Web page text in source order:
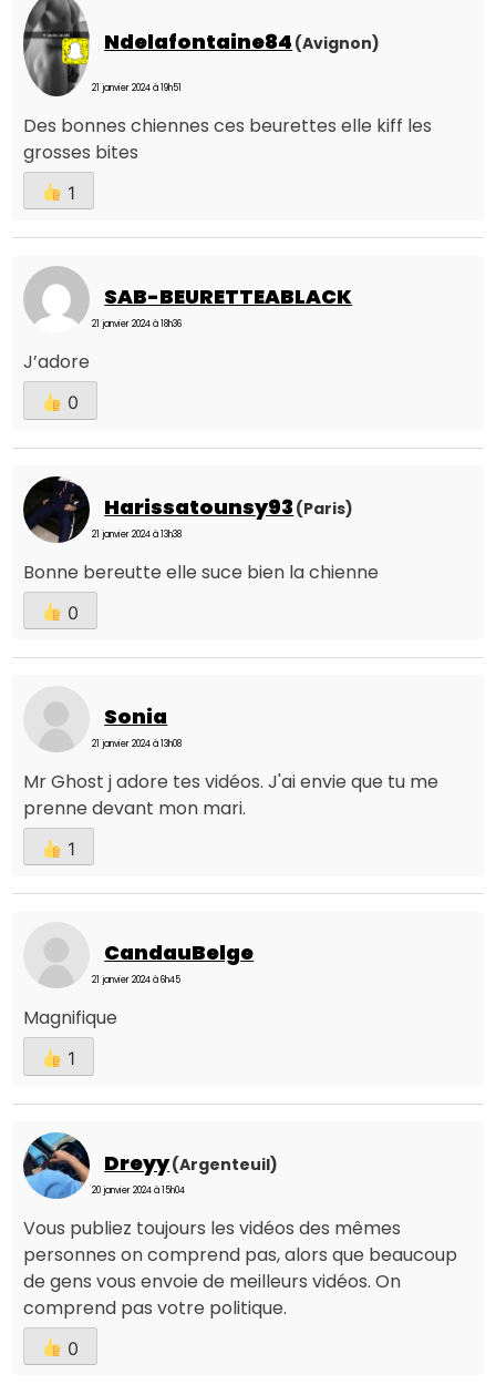
Ndelafontaine84 (Avignon)
21 janvier 2024 à 19h51
Des bonnes chiennes ces beurettes elle kiff les
grosses bites
1
SAB-BEURETTEABLACK
21 janvier 2024 à 18h36
J’adore
0
Harissatounsy93 (Paris)
21 janvier 2024 à 13h38
Bonne bereutte elle suce bien la chienne
0
Sonia
21 janvier 2024 à 13h08
Mr Ghost j adore tes vidéos. J'ai envie que tu me
prenne devant mon mari.
1
CandauBelge
21 janvier 2024 à 6h45
Magnifique
1
Dreyy(Argenteuil)
20 janvier 2024 à 15h04
Vous publiez toujours les vidéos des mêmes
personnes on comprend pas, alors que beaucoup
de gens vous envoie de meilleurs vidéos. On
comprend pas votre politique.
0